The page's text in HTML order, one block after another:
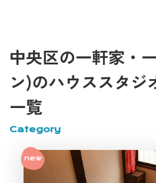
におすすめですか？
めです。古民
た和の雰囲気を
中央区の一軒家・
ン)のハウススタジ
一覧
Category